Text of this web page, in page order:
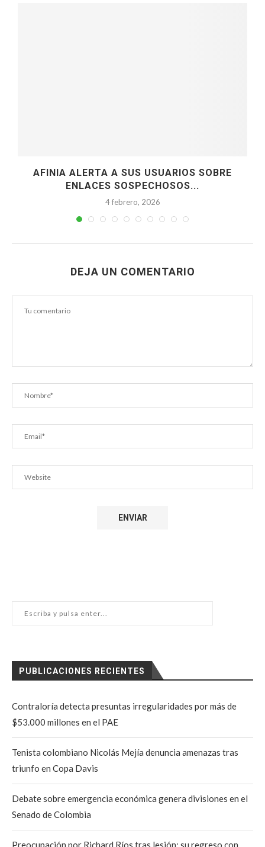
AFINIA ALERTA A SUS USUARIOS SOBRE
ENLACES SOSPECHOSOS...
4 febrero, 2026
DEJA UN COMENTARIO
PUBLICACIONES RECIENTES
Contraloría detecta presuntas irregularidades por más de
$53.000 millones en el PAE
Tenista colombiano Nicolás Mejía denuncia amenazas tras
triunfo en Copa Davis
Debate sobre emergencia económica genera divisiones en el
Senado de Colombia
Preocupación por Richard Ríos tras lesión: su regreso con